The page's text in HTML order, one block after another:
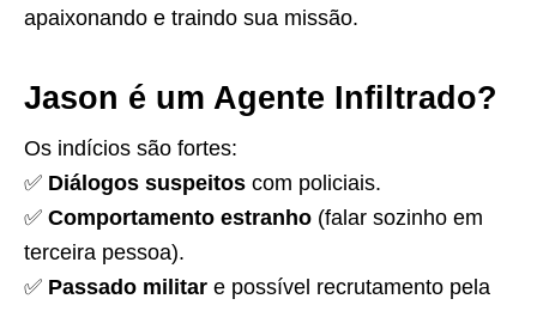
apaixonando e traindo sua missão.
Jason é um Agente Infiltrado?
Os indícios são fortes:
✅ Diálogos suspeitos com policiais.
✅ Comportamento estranho (falar sozinho em
terceira pessoa).
✅ Passado militar e possível recrutamento pela